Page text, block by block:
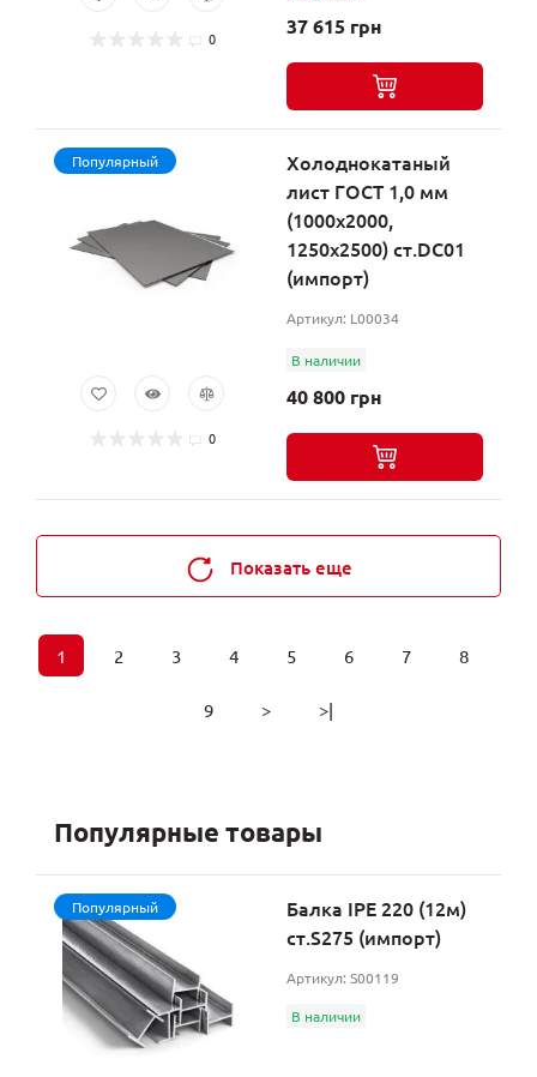
0 37 615 грн
Популярный
0
Холоднокатаный
лист ГОСТ 1,0 мм
(1000х2000,
1250х2500) ст.DC01
(импорт)
Артикул: L00034
В наличии
40 800 грн
Показать еще
1 2 3 4 5 6 7 8
9 > >|
Популярные товары
Популярный
Балка IPE 220 (12м)
ст.S275 (импорт)
Артикул: S00119
В наличии